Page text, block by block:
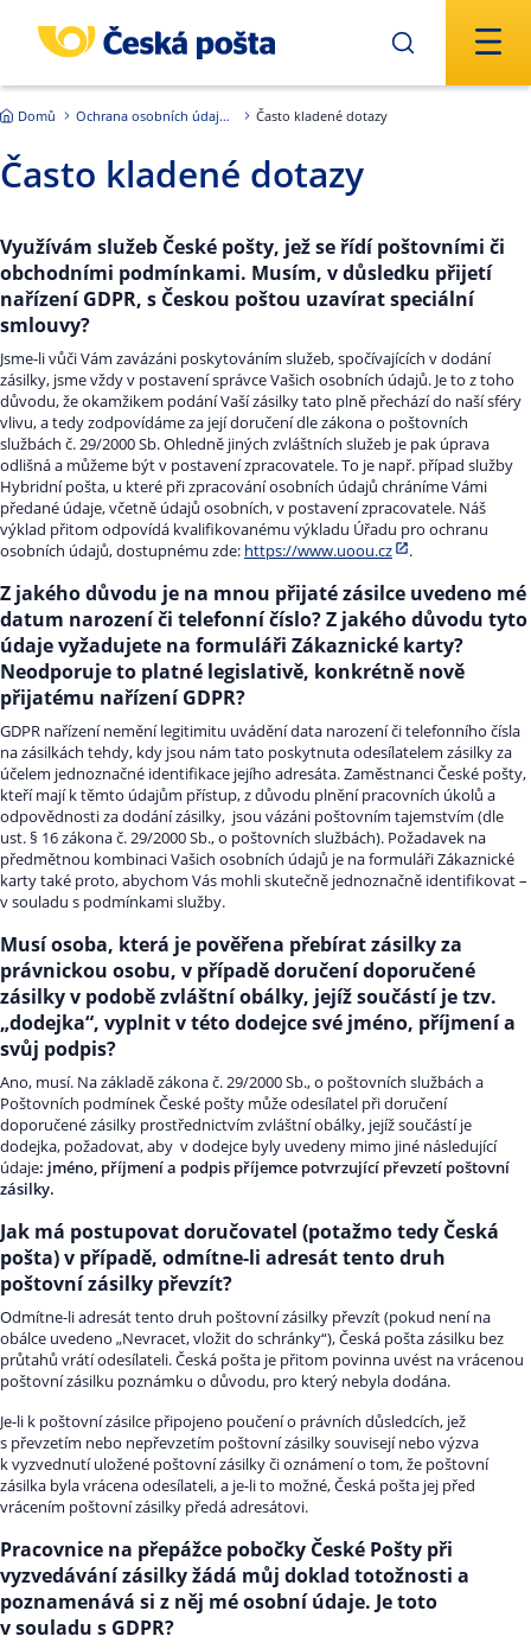
Domů Ochrana osobních údajů - GDPR Často kladené dotazy
Často kladené dotazy
Využívám služeb České pošty, jež se řídí poštovními či
obchodními podmínkami. Musím, v důsledku přijetí
nařízení GDPR, s Českou poštou uzavírat speciální
smlouvy?
Jsme-li vůči Vám zavázáni poskytováním služeb, spočívajících v dodání
zásilky, jsme vždy v postavení správce Vašich osobních údajů. Je to z toho
důvodu, že okamžikem podání Vaší zásilky tato plně přechází do naší sféry
vlivu, a tedy zodpovídáme za její doručení dle zákona o poštovních
službách č. 29/2000 Sb. Ohledně jiných zvláštních služeb je pak úprava
odlišná a můžeme být v postavení zpracovatele. To je např. případ služby
Hybridní pošta, u které při zpracování osobních údajů chráníme Vámi
předané údaje, včetně údajů osobních, v postavení zpracovatele. Náš
výklad přitom odpovídá kvalifikovanému výkladu Úřadu pro ochranu
osobních údajů, dostupnému zde: https://www.uoou.cz .
Z jakého důvodu je na mnou přijaté zásilce uvedeno mé
datum narození či telefonní číslo? Z jakého důvodu tyto
údaje vyžadujete na formuláři Zákaznické karty?
Neodporuje to platné legislativě, konkrétně nově
přijatému nařízení GDPR?
GDPR nařízení nemění legitimitu uvádění data narození či telefonního čísla
na zásilkách tehdy, kdy jsou nám tato poskytnuta odesílatelem zásilky za
účelem jednoznačné identifikace jejího adresáta. Zaměstnanci České pošty,
kteří mají k těmto údajům přístup, z důvodu plnění pracovních úkolů a
odpovědnosti za dodání zásilky, jsou vázáni poštovním tajemstvím (dle
ust. § 16 zákona č. 29/2000 Sb., o poštovních službách). Požadavek na
předmětnou kombinaci Vašich osobních údajů je na formuláři Zákaznické
karty také proto, abychom Vás mohli skutečně jednoznačně identifikovat –
v souladu s podmínkami služby.
Musí osoba, která je pověřena přebírat zásilky za
právnickou osobu, v případě doručení doporučené
zásilky v podobě zvláštní obálky, jejíž součástí je tzv.
„dodejka“, vyplnit v této dodejce své jméno, příjmení a
svůj podpis?
Ano, musí. Na základě zákona č. 29/2000 Sb., o poštovních službách a
Poštovních podmínek České pošty může odesílatel při doručení
doporučené zásilky prostřednictvím zvláštní obálky, jejíž součástí je
dodejka, požadovat, aby v dodejce byly uvedeny mimo jiné následující
údaje: jméno, příjmení a podpis příjemce potvrzující převzetí poštovní
zásilky.
Jak má postupovat doručovatel (potažmo tedy Česká
pošta) v případě, odmítne-li adresát tento druh
poštovní zásilky převzít?
Odmítne-li adresát tento druh poštovní zásilky převzít (pokud není na
obálce uvedeno „Nevracet, vložit do schránky“), Česká pošta zásilku bez
průtahů vrátí odesílateli. Česká pošta je přitom povinna uvést na vrácenou
poštovní zásilku poznámku o důvodu, pro který nebyla dodána.
Je-li k poštovní zásilce připojeno poučení o právních důsledcích, jež
s převzetím nebo nepřevzetím poštovní zásilky souvisejí nebo výzva
k vyzvednutí uložené poštovní zásilky či oznámení o tom, že poštovní
zásilka byla vrácena odesílateli, a je-li to možné, Česká pošta jej před
vrácením poštovní zásilky předá adresátovi.
Pracovnice na přepážce pobočky České Pošty při
vyzvedávání zásilky žádá můj doklad totožnosti a
poznamenává si z něj mé osobní údaje. Je toto
v souladu s GDPR?